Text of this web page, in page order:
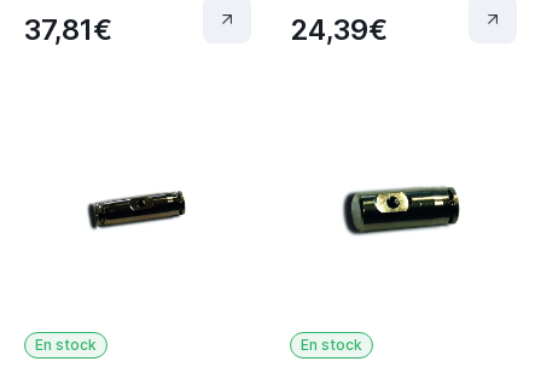
37,81€ 24,39€
En stock En stock